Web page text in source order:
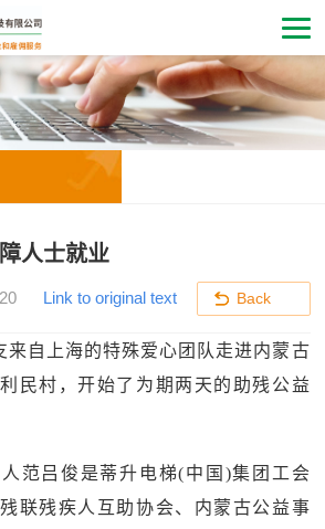
人士就业
Back
Link to original text
来自上海的特殊爱心团队走进内蒙古
民村，开始了为期两天的助残公益
范吕俊是蒂升电梯(中国)集团工会
联残疾人互助协会、内蒙古公益事